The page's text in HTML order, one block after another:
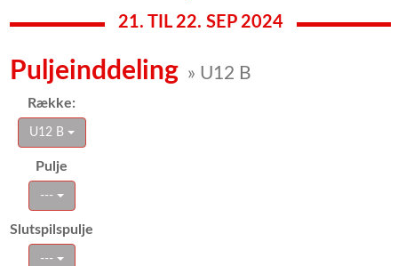
21. TIL 22. SEP 2024
Puljeinddeling » U12 B
Række:
U12 B
Pulje
---
Slutspilspulje
---